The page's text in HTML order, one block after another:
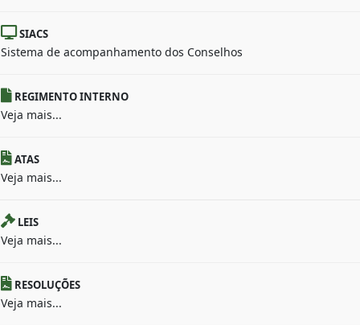
SIACS
Sistema de acompanhamento dos Conselhos
REGIMENTO INTERNO
Veja mais...
ATAS
Veja mais...
LEIS
Veja mais...
RESOLUÇÕES
Veja mais...